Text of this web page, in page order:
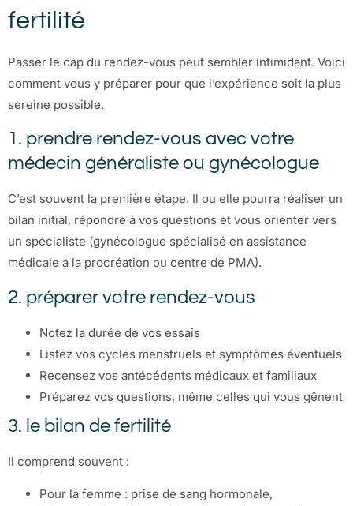
fertilité
Passer le cap du rendez-vous peut sembler intimidant. Voici
comment vous y préparer pour que l’expérience soit la plus
sereine possible.
1. prendre rendez-vous avec votre
médecin généraliste ou gynécologue
C’est souvent la première étape. Il ou elle pourra réaliser un
bilan initial, répondre à vos questions et vous orienter vers
un spécialiste (gynécologue spécialisé en assistance
médicale à la procréation ou centre de PMA).
2. préparer votre rendez-vous
Notez la durée de vos essais
Listez vos cycles menstruels et symptômes éventuels
Recensez vos antécédents médicaux et familiaux
Préparez vos questions, même celles qui vous gênent
3. le bilan de fertilité
Il comprend souvent :
Pour la femme : prise de sang hormonale,